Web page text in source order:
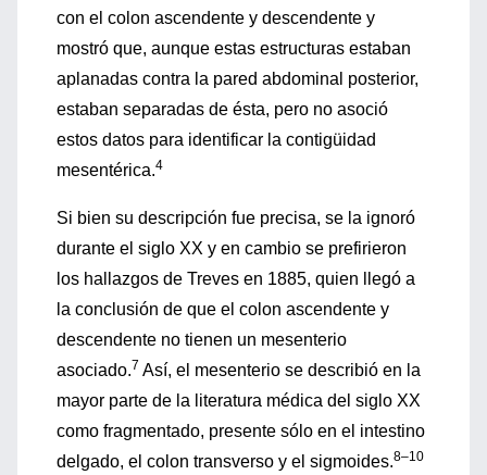
con el colon ascendente y descendente y
mostró que, aunque estas estructuras estaban
aplanadas contra la pared abdominal posterior,
estaban separadas de ésta, pero no asoció
estos datos para identificar la contigüidad
mesentérica.4
Si bien su descripción fue precisa, se la ignoró
durante el siglo XX y en cambio se prefirieron
los hallazgos de Treves en 1885, quien llegó a
la conclusión de que el colon ascendente y
descendente no tienen un mesenterio
asociado.7 Así, el mesenterio se describió en la
mayor parte de la literatura médica del siglo XX
como fragmentado, presente sólo en el intestino
delgado, el colon transverso y el sigmoides.8–10